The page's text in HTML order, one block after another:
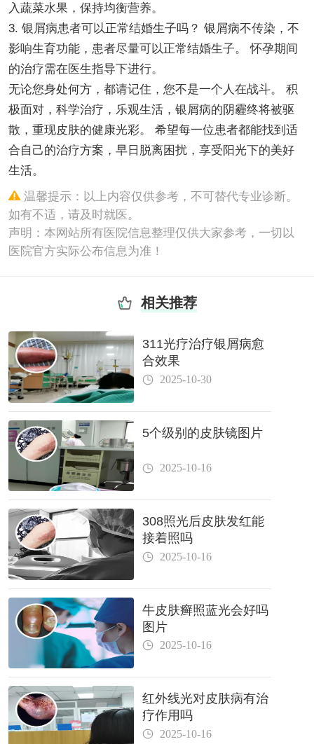
入蔬菜水果，保持均衡营养。
3. 银屑病患者可以正常结婚生子吗？ 银屑病不传染，不
影响生育功能，患者尽量可以正常结婚生子。 怀孕期间
的治疗需在医生指导下进行。
无论您身处何方，都请记住，您不是一个人在战斗。 积
极面对，科学治疗，乐观生活，银屑病的阴霾终将被驱
散，重现皮肤的健康光彩。 希望每一位患者都能找到适
合自己的治疗方案，早日脱离困扰，享受阳光下的美好
生活。
温馨提示：以上内容仅供参考，不可替代专业诊断。
如有不适，请及时就医。
声明：本网站所有医院信息整理仅供大家参考，一切以
医院官方实际公布信息为准！
相关推荐
311光疗治疗银屑病愈
合效果
2025-10-30
5个级别的皮肤镜图片
2025-10-16
308照光后皮肤发红能
接着照吗
2025-10-16
牛皮肤癣照蓝光会好吗
图片
2025-10-16
红外线光对皮肤病有治
疗作用吗
2025-10-16